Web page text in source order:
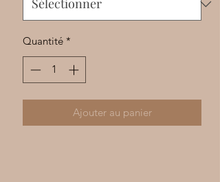
Quantité *
Ajouter au panier